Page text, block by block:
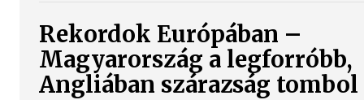
Rekordok Európában –
Magyarország a legforróbb,
Angliában szárazság tombol